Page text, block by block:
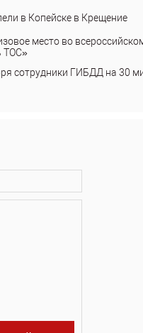
в Копейске в Крещение
место во
ТОС»
сотрудники ГИБДД на 30